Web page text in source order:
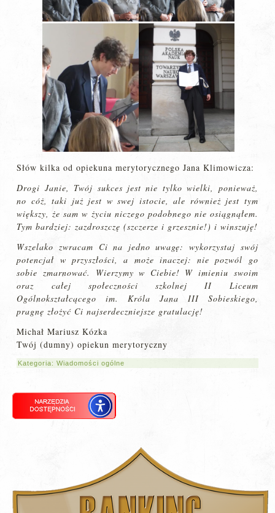
Słów kilka od opiekuna merytorycznego Jana Klimowicza:
Drogi Janie, Twój sukces jest nie tylko wielki, ponieważ,
no cóż, taki już jest w swej istocie, ale również jest tym
większy, że sam w życiu niczego podobnego nie osiągnąłem.
Tym bardziej: zazdroszczę (szczerze i grzesznie!) i winszuję!
Wszelako zwracam Ci na jedno uwagę: wykorzystaj swój
potencjał w przyszłości, a może inaczej: nie pozwól go
sobie zmarnować. Wierzymy w Ciebie! W imieniu swoim
oraz całej społeczności szkolnej II Liceum
Ogólnokształcącego im. Króla Jana III Sobieskiego,
pragnę złożyć Ci najserdeczniejsze gratulację!
Michał Mariusz Kózka
Twój (dumny) opiekun merytoryczny
Kategoria:Wiadomości ogólne